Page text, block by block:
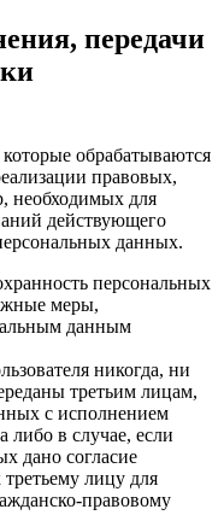
передачи
обрабатываются
правовых,
необходимых для
действующего
данных.
персональных
меры,
данным
никогда, ни
третьим лицам,
с исполнением
либо в случае, если
дано согласие
лицу для
правовому